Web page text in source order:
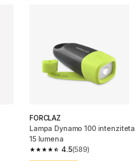
Recenzije
FORCLAZ
Lampa Dynamo 100 intenziteta
15 lumena
4.5
4.5 od 5 zvezdica from 589
(589)